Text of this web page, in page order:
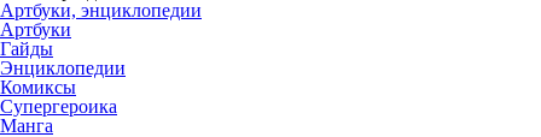
Артбуки, энциклопедии
Артбуки
Гайды
Энциклопедии
Комиксы
Супергероика
Манга